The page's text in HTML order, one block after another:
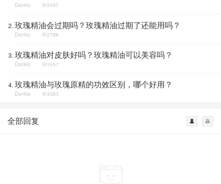
Dankiu 2067
玫瑰精油会过期吗？玫瑰精油过期了还能用吗？
Dankiu 2786
玫瑰精油对皮肤好吗？玫瑰精油可以美容吗？
Dankiu 2451
玫瑰精油与玫瑰原精的功效区别，哪个好用？
Dankiu 3383
全部回复